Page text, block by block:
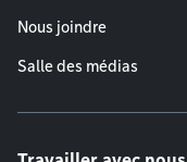
Nous joindre
Salle des médias